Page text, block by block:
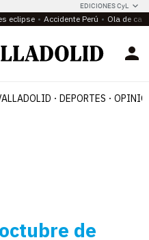
EDICIONES CyL
eclipse Accidente Perú Ola de
DEPORTES
de